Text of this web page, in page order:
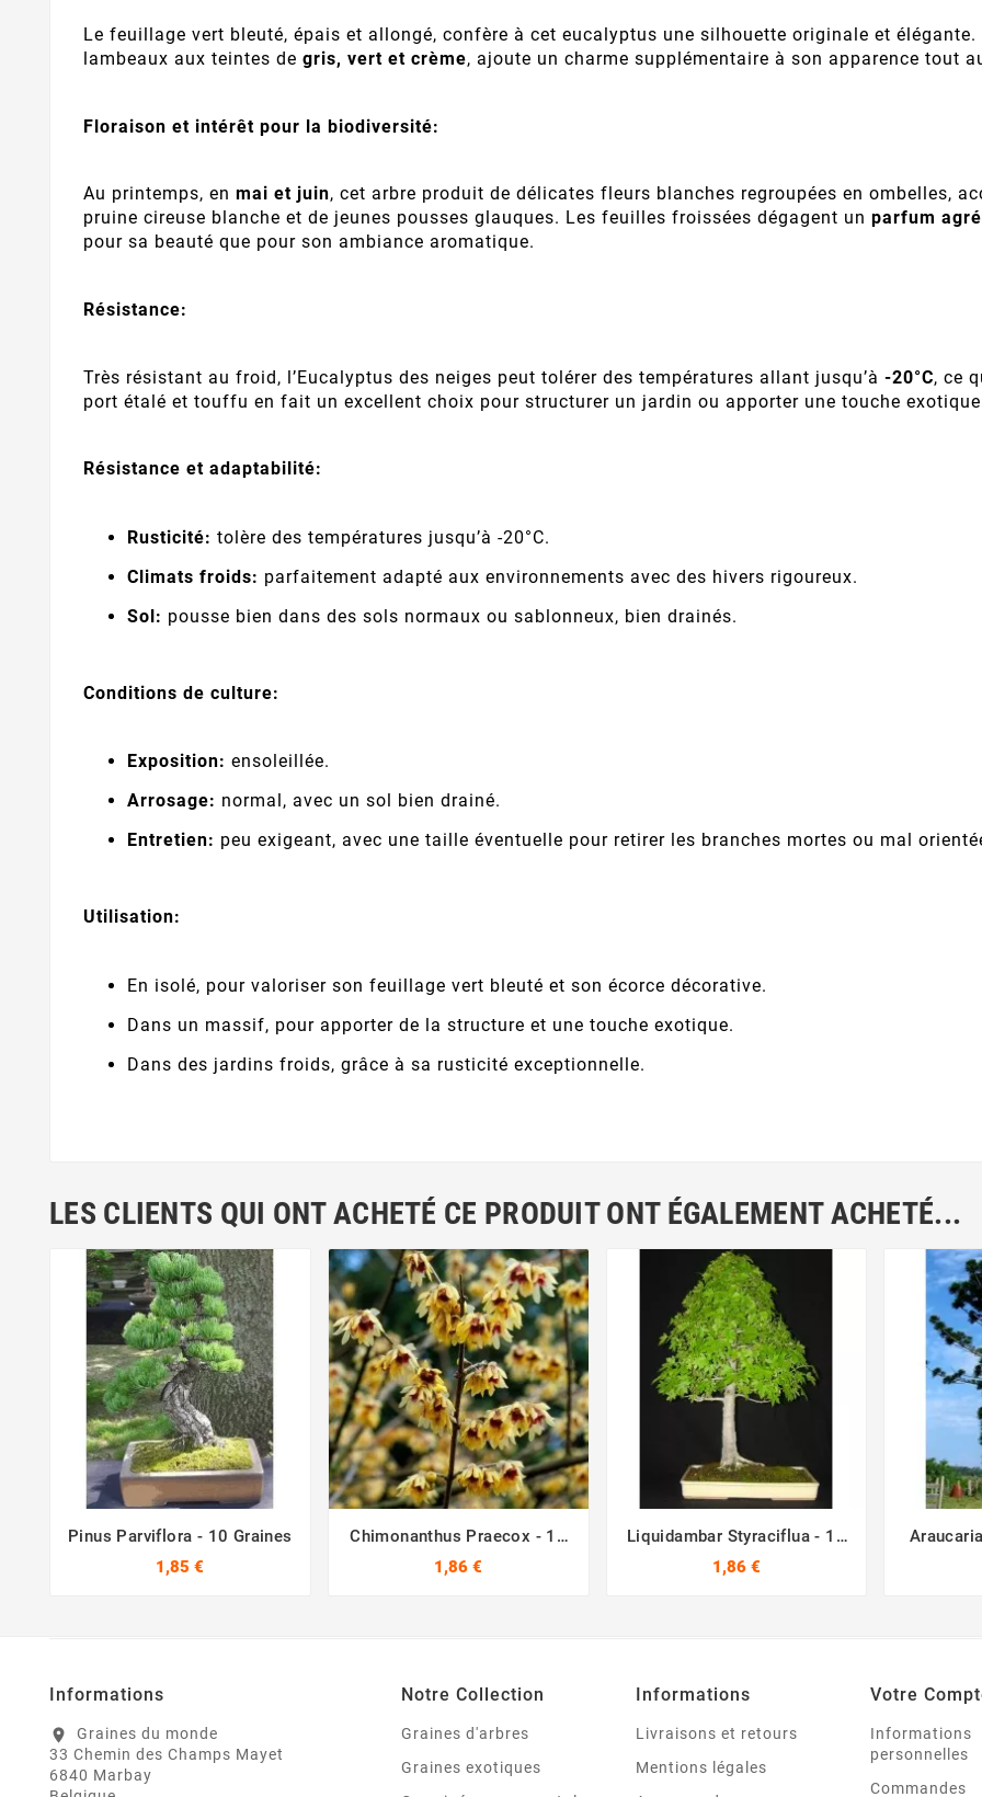
Le feuillage vert bleuté, épais et allongé, confère à cet eucalyptus une silhouette originale et
lambeaux aux teintes de gris, vert et crème, ajoute un charme supplémentaire à son apparence tout
Floraison et intérêt pour la biodiversité:
Au printemps, en mai et juin, cet arbre produit de délicates fleurs blanches regroupées en ombelles,
pruine cireuse blanche et de jeunes pousses glauques. Les feuilles froissées dégagent un parfum
pour sa beauté que pour son ambiance aromatique.
Résistance:
Très résistant au froid, l’Eucalyptus des neiges peut tolérer des températures allant jusqu’à -20°C, ce
port étalé et touffu en fait un excellent choix pour structurer un jardin ou apporter une touche
Résistance et adaptabilité:
Rusticité: tolère des températures jusqu’à -20°C.
Climats froids: parfaitement adapté aux environnements avec des hivers rigoureux.
Sol: pousse bien dans des sols normaux ou sablonneux, bien drainés.
Conditions de culture:
Exposition: ensoleillée.
Arrosage: normal, avec un sol bien drainé.
Entretien: peu exigeant, avec une taille éventuelle pour retirer les branches mortes ou mal
Utilisation:
En isolé, pour valoriser son feuillage vert bleuté et son écorce décorative.
Dans un massif, pour apporter de la structure et une touche exotique.
Dans des jardins froids, grâce à sa rusticité exceptionnelle.
LES CLIENTS QUI ONT ACHETÉ CE PRODUIT ONT ÉGALEMENT ACHETÉ...
Pinus Parviflora - 10 Graines
1,85 €
Chimonanthus Praecox - 10
Graines
1,86 €

Liquidambar Styraciflua - 10
Graines
1,86 €
Informations
location_on
Graines du monde
33 Chemin des Champs Mayet
6840 Marbay
Notre Collection
Graines d'arbres
Graines exotiques
Informations
Livraisons et retours
Mentions légales
Votre
Informations
personnelles
Commandes